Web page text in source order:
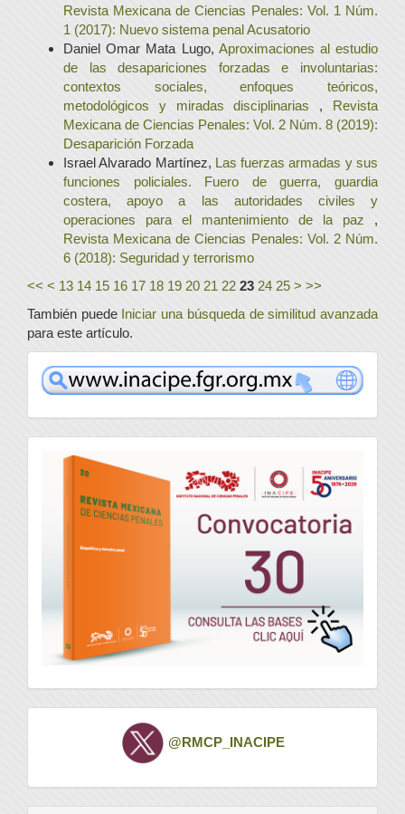
Revista Mexicana de Ciencias Penales: Vol. 1 Núm.
1 (2017): Nuevo sistema penal Acusatorio
Daniel Omar Mata Lugo, Aproximaciones al estudio
de las desapariciones forzadas e involuntarias:
contextos sociales, enfoques teóricos,
metodológicos y miradas disciplinarias , Revista
Mexicana de Ciencias Penales: Vol. 2 Núm. 8 (2019):
Desaparición Forzada
Israel Alvarado Martínez, Las fuerzas armadas y sus
funciones policiales. Fuero de guerra, guardia
costera, apoyo a las autoridades civiles y
operaciones para el mantenimiento de la paz ,
Revista Mexicana de Ciencias Penales: Vol. 2 Núm.
6 (2018): Seguridad y terrorismo
<< < 13 14 15 16 17 18 19 20 21 22 23 24 25 > >>
También puede Iniciar una búsqueda de similitud avanzada
para este artículo.
www
convocatoria
Twitter @RMCP_INACIPE